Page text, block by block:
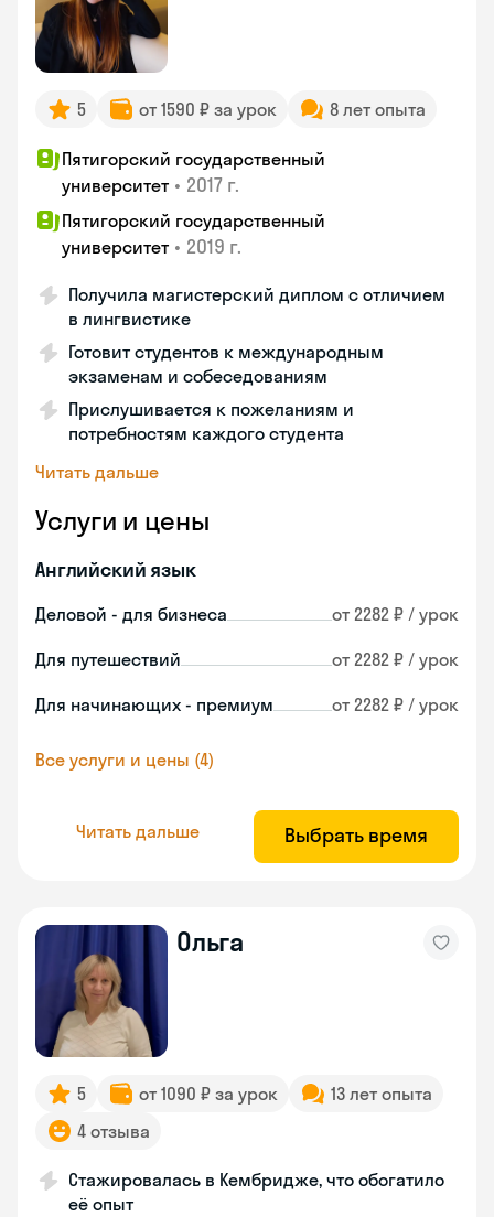
5 от 1590 ₽ за урок 8 лет опыта
Пятигорский государственный
университет • 2017 г.
Пятигорский государственный
университет • 2019 г.
Получила магистерский диплом с отличием
в лингвистике
Готовит студентов к международным
экзаменам и собеседованиям
Прислушивается к пожеланиям и
потребностям каждого студента
Читать дальше
Услуги и цены
Английский язык
Деловой - для бизнеса от 2282 ₽ / урок
Для путешествий от 2282 ₽ / урок
Для начинающих - премиум от 2282 ₽ / урок
Все услуги и цены (4)
Читать дальше Выбрать время
Ольга
5 от 1090 ₽ за урок
13 лет опыта
4 отзыва
Стажировалась в Кембридже, что обогатило
её опыт